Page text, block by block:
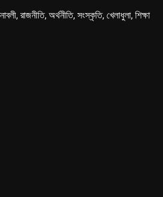
রাজনীতি, অর্থনীতি, সংস্কৃতি, খেলাধুলা, শিক্ষা